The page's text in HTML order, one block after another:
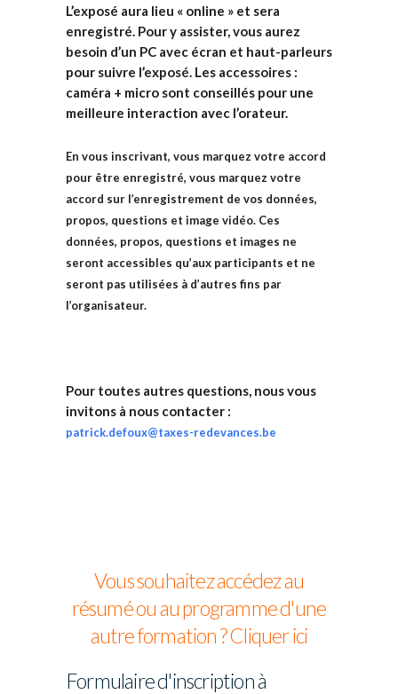
L’exposé aura lieu « online » et sera
enregistré. Pour y assister, vous aurez
besoin d’un PC avec écran et haut-parleurs
pour suivre l’exposé. Les accessoires :
caméra + micro sont conseillés pour une
meilleure interaction avec l’orateur.
En vous inscrivant, vous marquez votre accord
pour être enregistré, vous marquez votre
accord sur l’enregistrement de vos données,
propos, questions et image vidéo. Ces
données, propos, questions et images ne
seront accessibles qu’aux participants et ne
seront pas utilisées à d’autres fins par
l’organisateur.
Pour toutes autres questions, nous vous
invitons à nous contacter :
patrick.defoux@taxes-redevances.be
Vous souhaitez accédez au
résumé ou au programme d'une
autre formation ? Cliquer ici
Formulaire d'inscription à